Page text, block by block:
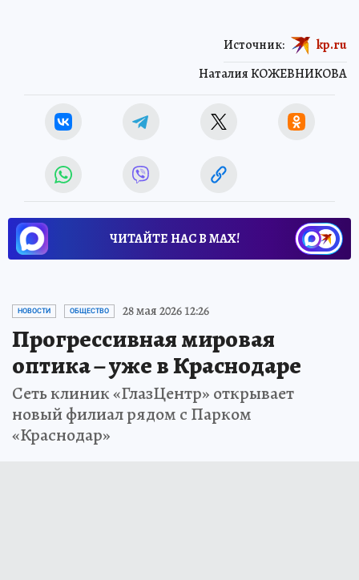
Наталия КОЖЕВНИКОВА
Источник: kp.ru
ЧИТАЙТЕ НАС В МАХ!
НОВОСТИ ОБЩЕСТВО 28 мая 2026 12:26
Прогрессивная мировая
оптика – уже в Краснодаре
Сеть клиник «ГлазЦентр» открывает
новый филиал рядом с Парком
«Краснодар»